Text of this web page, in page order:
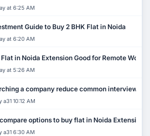
at 6:25 AM
Guide to Buy 2 BHK Flat in Noida
at 6:20 AM
in Noida Extension Good for Remote Work?
at 5:26 AM
a company reduce common interview
a31 10:12 AM
options to buy flat in Noida Extension?
a31 6:30 AM